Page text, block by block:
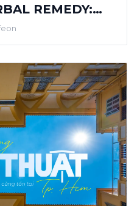
REMEDY:
CROP TO A